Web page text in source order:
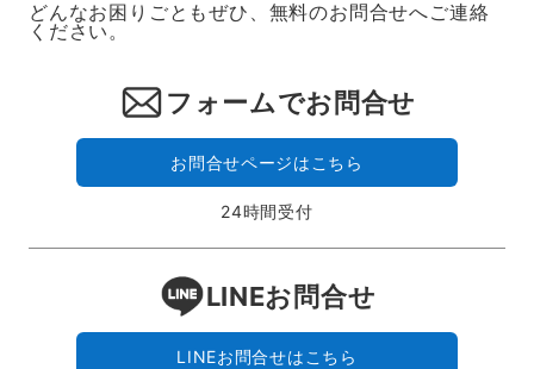
どんなお困りごともぜひ、無料のお問合せへご連絡
ください。
フォームでお問合せ
お問合せページはこちら
24時間受付
LINEお問合せ
LINEお問合せはこちら